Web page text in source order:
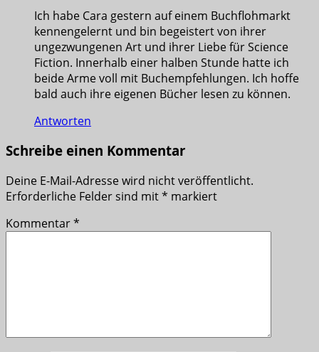
Ich habe Cara gestern auf einem Buchflohmarkt
kennengelernt und bin begeistert von ihrer
ungezwungenen Art und ihrer Liebe für Science
Fiction. Innerhalb einer halben Stunde hatte ich
beide Arme voll mit Buchempfehlungen. Ich hoffe
bald auch ihre eigenen Bücher lesen zu können.
Antworten
Schreibe einen Kommentar
Deine E-Mail-Adresse wird nicht veröffentlicht.
Erforderliche Felder sind mit* markiert
Kommentar*